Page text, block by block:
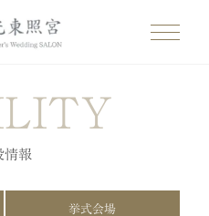
情報
挙式会場